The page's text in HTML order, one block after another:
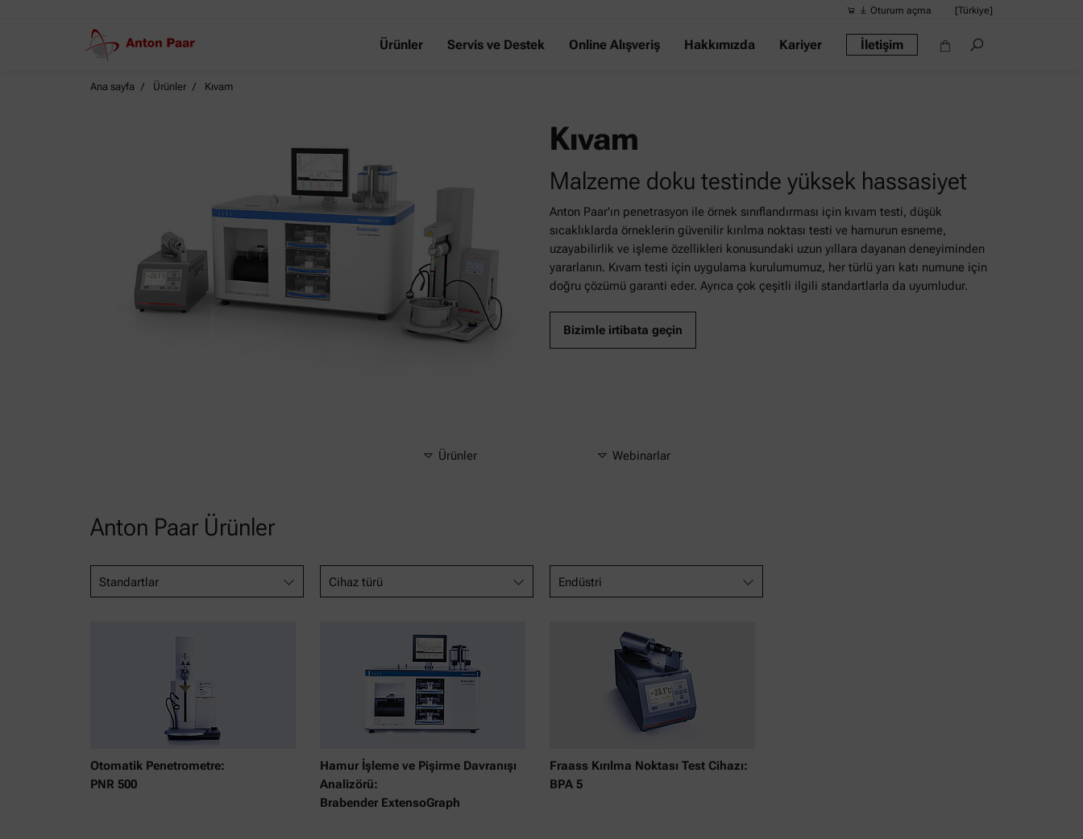
Oturum açma [Türkiye]
Ürünler Servis ve Destek Online Alışveriş Hakkımızda Kariyer İletişim
Ana sayfa Ürünler Kıvam
Kıvam
Malzeme doku testinde yüksek hassasiyet
Anton Paar'ın penetrasyon ile örnek sınıflandırması için kıvam testi, düşük
sıcaklıklarda örneklerin güvenilir kırılma noktası testi ve hamurun esneme,
uzayabilirlik ve işleme özellikleri konusundaki uzun yıllara dayanan deneyiminden
yararlanın. Kıvam testi için uygulama kurulumumuz, her türlü yarı katı numune için
doğru çözümü garanti eder. Ayrıca çok çeşitli ilgili standartlarla da uyumludur.
Bizimle irtibata geçin
Ürünler Webinarlar
Anton Paar Ürünler
Standartlar Cihaz türü Endüstri
Otomatik Penetrometre:
PNR 500
Hamur İşleme ve Pişirme Davranışı
Analizörü:
Brabender ExtensoGraph
Fraass Kırılma Noktası Test Cihazı:
BPA 5